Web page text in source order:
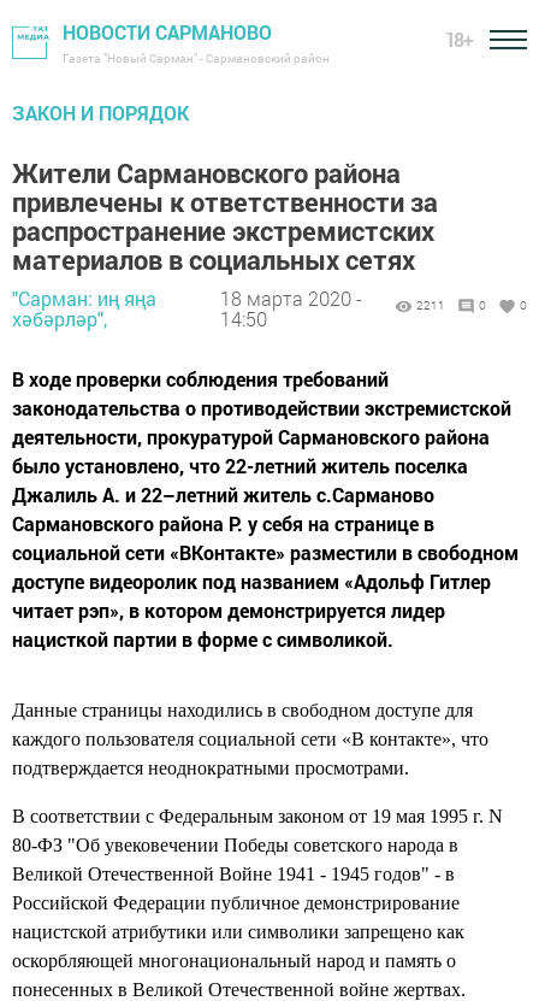
НОВОСТИ САРМАНОВО
Газета "Новый Сарман" - Сармановский район
18+
ЗАКОН И ПОРЯДОК
Жители Сармановского района
привлечены к ответственности за
распространение экстремистских
материалов в социальных сетях
"Сарман: иң яңа
хәбәрләр",
18 марта 2020 -
14:50
2211 0 0
В ходе проверки соблюдения требований
законодательства о противодействии экстремистской
деятельности, прокуратурой Сармановского района
было установлено, что 22-летний житель поселка
Джалиль А. и 22–летний житель с.Сарманово
Сармановского района Р. у себя на странице в
социальной сети «ВКонтакте» разместили в свободном
доступе видеоролик под названием «Адольф Гитлер
читает рэп», в котором демонстрируется лидер
нацисткой партии в форме с символикой.
Данные страницы находились в свободном доступе для
каждого пользователя социальной сети «В контакте», что
подтверждается неоднократными просмотрами.
В соответствии с Федеральным законом от 19 мая 1995 г. N
80-ФЗ "Об увековечении Победы советского народа в
Великой Отечественной Войне 1941 - 1945 годов" - в
Российской Федерации публичное демонстрирование
нацистской атрибутики или символики запрещено как
оскорбляющей многонациональный народ и память о
понесенных в Великой Отечественной войне жертвах.